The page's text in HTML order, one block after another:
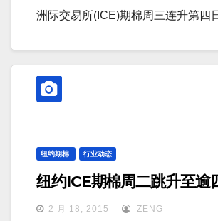
洲际交易所(ICE)期棉周三连升第四
纽约期棉 行业动态
纽约ICE期棉周二跳升至逾
2 月 18, 2015 ZENG